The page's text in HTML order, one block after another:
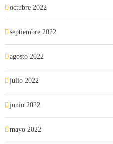
octubre 2022
septiembre 2022
agosto 2022
julio 2022
junio 2022
mayo 2022